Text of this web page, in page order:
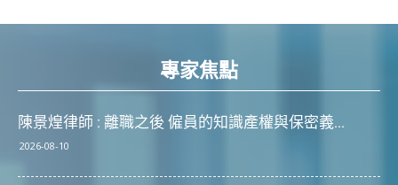
專家焦點
陳景煌律師 : 離職之後 僱員的知識產權與保密義...
2026-08-10